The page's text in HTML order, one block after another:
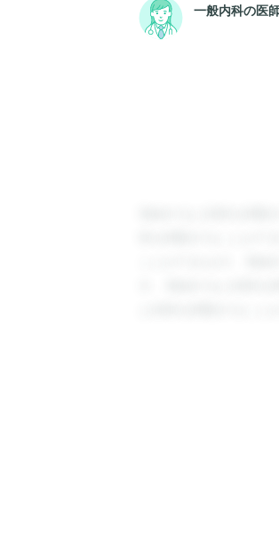
一般内科の医
登録すると回答を閲
答を閲覧することが
ことができます。登
す。登録すると回答
と回答を閲覧するこ